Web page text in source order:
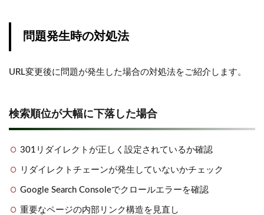
問題発生時の対処法
URL変更後に問題が発生した場合の対処法をご紹介します。
検索順位が大幅に下落した場合
301リダイレクトが正しく設定されているか確認
リダイレクトチェーンが発生していないかチェック
Google Search Consoleでクロールエラーを確認
重要なページの内部リンク構造を見直し